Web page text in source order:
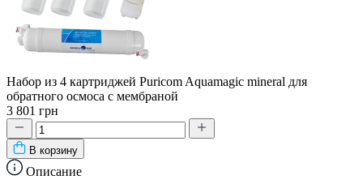
Набор из 4 картриджей Puricom Aquamagic mineral для
обратного осмоса с мембраной
3 801 грн
В корзину
Описание